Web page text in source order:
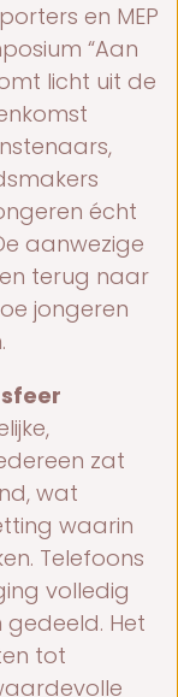
en MEP
“Aan
licht uit de
écht
aanwezige
terug naar
jongeren
zat
wat
waarin
Telefoons
volledig
Het
tot